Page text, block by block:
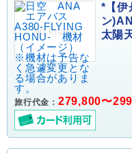
*【伊
ン
太陽
旅行代金： 279,800〜